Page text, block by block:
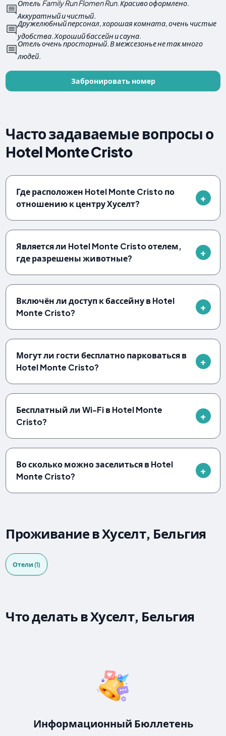
Отель Family Run Flomen Run. Красиво оформлено.
Аккуратный и чистый.
Дружелюбный персонал, хорошая комната, очень чистые
удобства. Хороший бассейн и сауна.
Отель очень просторный. В межсезонье не так много
людей.
Забронировать номер
Часто задаваемые вопросы о
Hotel Monte Cristo
Где расположен Hotel Monte Cristo по
отношению к центру Хуселт?
Является ли Hotel Monte Cristo отелем,
где разрешены животные?
Включён ли доступ к бассейну в Hotel
Monte Cristo?
Могут ли гости бесплатно парковаться в
Hotel Monte Cristo?
Бесплатный ли Wi-Fi в Hotel Monte
Cristo?
Во сколько можно заселиться в Hotel
Monte Cristo?
Проживание в Хуселт, Бельгия
Отели (1)
Что делать в Хуселт, Бельгия
Информационный Бюллетень